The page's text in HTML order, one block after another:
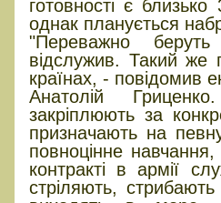
готовності є близько
однак планується
"Переважно
відслужив. Такий же
країнах, - повідомив
Анатолій
закріплюють за
призначають на
повноцінне
контракті в армії
стріляють,